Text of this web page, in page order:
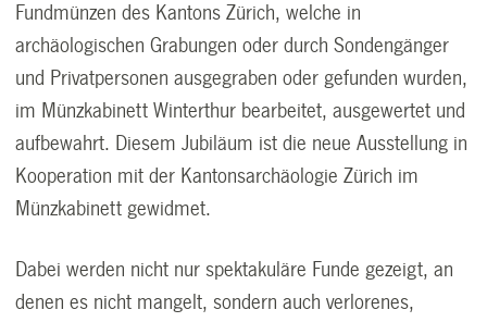
Fundmünzen des Kantons Zürich, welche in
archäologischen Grabungen oder durch Sondengänger
und Privatpersonen ausgegraben oder gefunden wurden,
im Münzkabinett Winterthur bearbeitet, ausgewertet und
aufbewahrt. Diesem Jubiläum ist die neue Ausstellung in
Kooperation mit der Kantonsarchäologie Zürich im
Münzkabinett gewidmet.
Dabei werden nicht nur spektakuläre Funde gezeigt, an
denen es nicht mangelt, sondern auch verlorenes,